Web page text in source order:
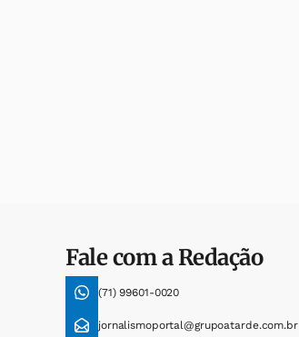
Fale com a Redação
(71) 99601-0020
jornalismoportal@grupoatarde.com.br